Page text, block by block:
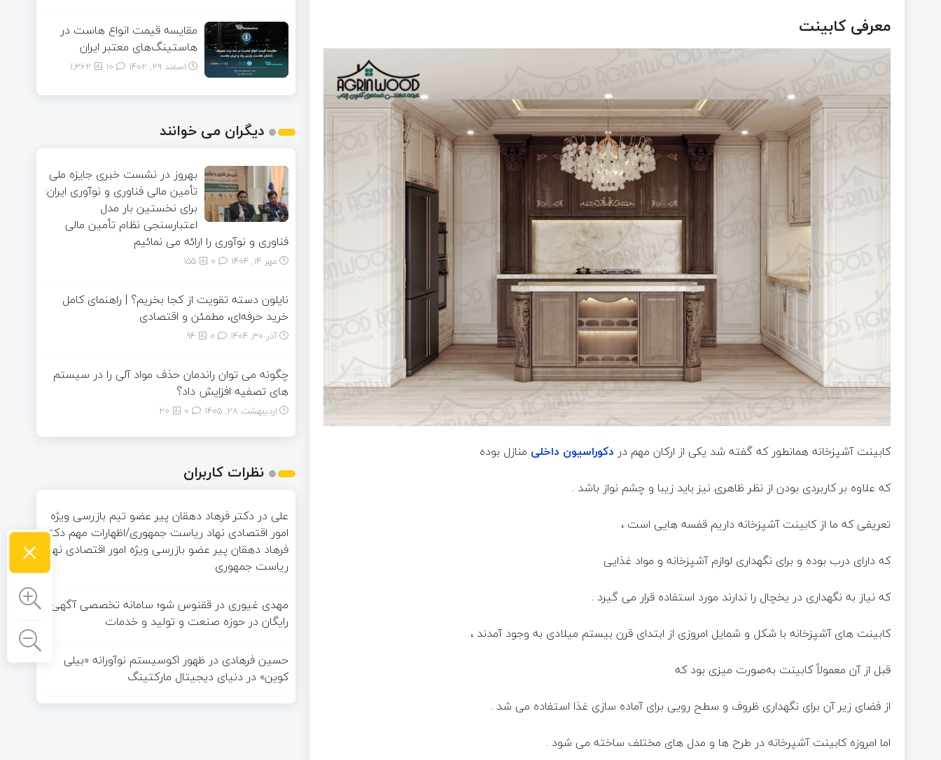
معرفی کابینت
کابینت آشپزخانه همانطور که گفته شد یکی از ارکان مهم در دکوراسیون داخلی منازل بوده
که علاوه بر کاربردی بودن از نظر ظاهری نیز باید زیبا و چشم نواز باشد .
تعریفی که ما از کابینت آشپزخانه داریم قفسه هایی است ،
که دارای درب بوده و برای نگهداری لوازم آشپزخانه و مواد غذایی
که نیاز به نگهداری در یخچال را ندارند مورد استفاده قرار می گیرد .
کابینت های آشپزخانه با شکل و شمایل امروزی از ابتدای قرن بیستم میلادی به وجود آمدند ،
قبل از آن معمولاً کابینت به‌صورت میزی بود که
از فضای زیر آن برای نگهداری ظروف و سطح رویی برای آماده سازی غذا استفاده می شد .
اما امروزه کابینت آشپرخانه در طرح ها و مدل های مختلف ساخته می شود .
مقایسه قیمت انواع هاست در
هاستینگ‌های معتبر ایران
اسفند ۲۹, ۱۴۰۲ 1,362
دیگران می خوانند
بهروز در نشست خبری جایزه ملی
تأمین مالی فناوری و نوآوری ایران:
برای نخستین‌ بار مدل
اعتبارسنجی نظام تأمین مالی
فناوری و نوآوری را ارائه می‌ نمائیم
مهر ۱۴, ۱۴۰۴ 155
نایلون دسته تقویت از کجا بخریم؟ | راهنمای کامل
خرید حرفه‌ای، مطمئن و اقتصادی
آذر ۳۰, ۱۴۰۴ 94
چگونه می ‌توان راندمان حذف مواد آلی را در سیستم‌
های تصفیه افزایش داد؟
اردیبهشت ۲۸, ۱۴۰۵ 20
نظرات کاربران
علیدر دکتر فرهاد دهقان پیر عضو تيم بازرسی ويژه
امور اقتصادی نهاد رياست جمهوری/اظهارات مهم دکتر
فرهاد دهقان پیر عضو بازرسی ویژه امور اقتصادی نهاد
ریاست جمهوری
مهدی غیوری در ققنوس شو؛ سامانه تخصصی آگهی
رایگان در حوزه صنعت و تولید و خدمات
حسین فرهادی در ظهور اکوسیستم نوآورانه «بیلی
کوین» در دنیای دیجیتال مارکتینگ
×